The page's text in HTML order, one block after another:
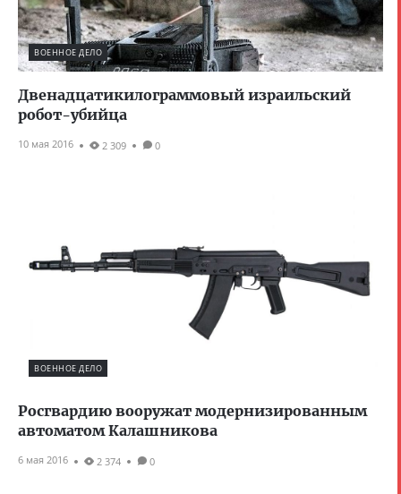
ВОЕННОЕ ДЕЛО
Двенадцати­кило­граммовый израильский
робот-убийца
10 мая 2016 2 309 0
ВОЕННОЕ ДЕЛО
Росгвардию вооружат модернизированным
автоматом Калашникова
6 мая 2016 2 374 0